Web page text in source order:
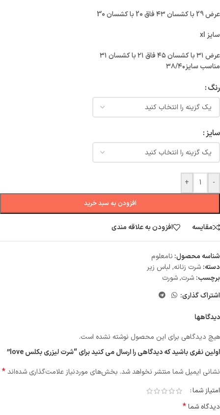
عرض 29 با کشسان ۴۳ فاق 20 با کشسان 30
سایز xl
عرض ۳۱ با کشسان ۴۵ فاق ۲۱ با کشسان ۳۱
مناسب سایز۳۸/۴۰
رنگ
سایز
-
+
افزودن به سبد خرید
مقایسه افزودن به علاقه مندی
شناسه محصول: نامعلوم
دسته: شرت زنانه, لباس زیر
برچسب: شرت,شورت
اشتراک گذاری:
دیدگاهها
هیچ دیدگاهی برای این محصول نوشته نشده است.
اولین نفری باشید که دیدگاهی را ارسال می کنید برای “شرت لیزری بکلس love”
نشانی ایمیل شما منتشر نخواهد شد. بخش‌های موردنیاز علامت‌گذاری شده‌اند*
امتیاز شما
دیدگاه شما*